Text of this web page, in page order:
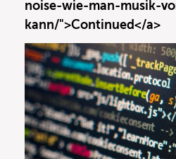
noise-wie-man-musik-
kann/">Continued</a>